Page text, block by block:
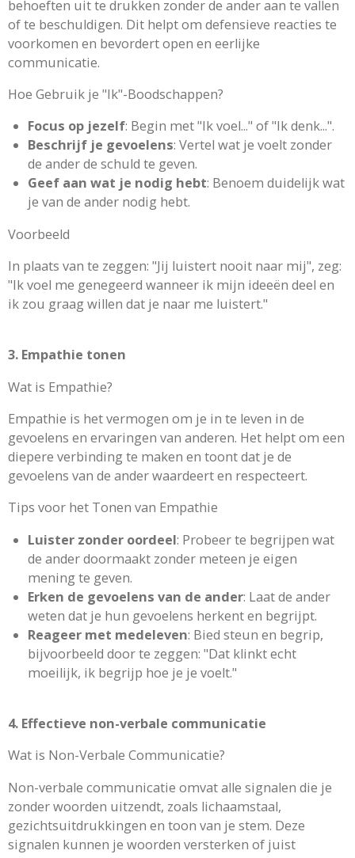
behoeften uit te drukken zonder de ander aan te vallen
of te beschuldigen. Dit helpt om defensieve reacties te
voorkomen en bevordert open en eerlijke
communicatie.
Hoe Gebruik je "Ik"-Boodschappen?
Focus op jezelf: Begin met "Ik voel..." of "Ik denk...".
Beschrijf je gevoelens: Vertel wat je voelt zonder
de ander de schuld te geven.
Geef aan wat je nodig hebt: Benoem duidelijk wat
je van de ander nodig hebt.
Voorbeeld
In plaats van te zeggen: "Jij luistert nooit naar mij", zeg:
"Ik voel me genegeerd wanneer ik mijn ideeën deel en
ik zou graag willen dat je naar me luistert."
3. Empathie tonen
Wat is Empathie?
Empathie is het vermogen om je in te leven in de
gevoelens en ervaringen van anderen. Het helpt om een
diepere verbinding te maken en toont dat je de
gevoelens van de ander waardeert en respecteert.
Tips voor het Tonen van Empathie
Luister zonder oordeel: Probeer te begrijpen wat
de ander doormaakt zonder meteen je eigen
mening te geven.
Erken de gevoelens van de ander: Laat de ander
weten dat je hun gevoelens herkent en begrijpt.
Reageer met medeleven: Bied steun en begrip,
bijvoorbeeld door te zeggen: "Dat klinkt echt
moeilijk, ik begrijp hoe je je voelt."
4. Effectieve non-verbale communicatie
Wat is Non-Verbale Communicatie?
Non-verbale communicatie omvat alle signalen die je
zonder woorden uitzendt, zoals lichaamstaal,
gezichtsuitdrukkingen en toon van je stem. Deze
signalen kunnen je woorden versterken of juist